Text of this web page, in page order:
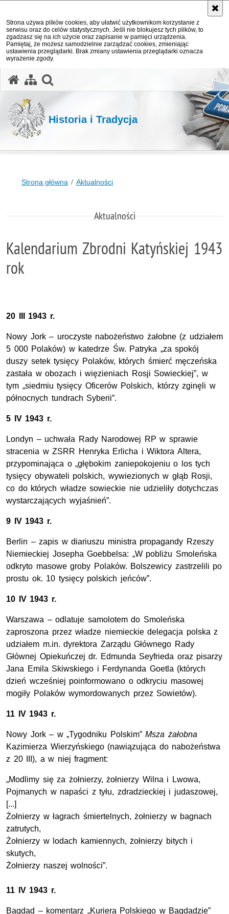
Strona używa plików cookies, aby ułatwić użytkownikom korzystanie z
serwisu oraz do celów statystycznych. Jeśli nie blokujesz tych plików, to
zgadzasz się na ich użycie oraz zapisanie w pamięci urządzenia.
Pamiętaj, że możesz samodzielnie zarządzać cookies, zmieniając
ustawienia przeglądarki. Brak zmiany ustawienia przeglądarki oznacza
wyrażenie zgody.
Historia i Tradycja
Strona główna Aktualności
Aktualności
Kalendarium Zbrodni Katyńskiej 1943
rok
20 III 1943 r.
Nowy Jork – uroczyste nabożeństwo żałobne (z udziałem
5 000 Polaków) w katedrze Św. Patryka „za spokój
duszy setek tysięcy Polaków, których śmierć męczeńska
zastała w obozach i więzieniach Rosji Sowieckiej”, w
tym „siedmiu tysięcy Oficerów Polskich, którzy zginęli w
północnych tundrach Syberii”.
5 IV 1943 r.
Londyn – uchwała Rady Narodowej RP w sprawie
stracenia w ZSRR Henryka Erlicha i Wiktora Altera,
przypominająca o „głębokim zaniepokojeniu o los tych
tysięcy obywateli polskich, wywiezionych w głąb Rosji,
co do których władze sowieckie nie udzieliły dotychczas
wystarczających wyjaśnień”.
9 IV 1943 r.
Berlin – zapis w diariuszu ministra propagandy Rzeszy
Niemieckiej Josepha Goebbelsa: „W pobliżu Smoleńska
odkryto masowe groby Polaków. Bolszewicy zastrzelili po
prostu ok. 10 tysięcy polskich jeńców”.
10 IV 1943 r.
Warszawa – odlatuje samolotem do Smoleńska
zaproszona przez władze niemieckie delegacja polska z
udziałem m.in. dyrektora Zarządu Głównego Rady
Głównej Opiekuńczej dr. Edmunda Seyfrieda oraz pisarzy
Jana Emila Skiwskiego i Ferdynanda Goetla (których
dzień wcześniej poinformowano o odkryciu masowej
mogiły Polaków wymordowanych przez Sowietów).
11 IV 1943 r.
Nowy Jork – w „Tygodniku Polskim”Msza żałobna
Kazimierza Wierzyńskiego (nawiązująca do nabożeństwa
z 20 III), a w niej fragment:
„Modlimy się za żołnierzy, żołnierzy Wilna i Lwowa,
Pojmanych w napaści z tyłu, zdradzieckiej i judaszowej,
[...]
Żołnierzy w łagrach śmiertelnych, żołnierzy w bagnach
zatrutych,
Żołnierzy w lodach kamiennych, żołnierzy bitych i
skutych,
Żołnierzy naszej wolności”.
11 IV 1943 r.
Bagdad – komentarz „Kuriera Polskiego w Bagdadzie”